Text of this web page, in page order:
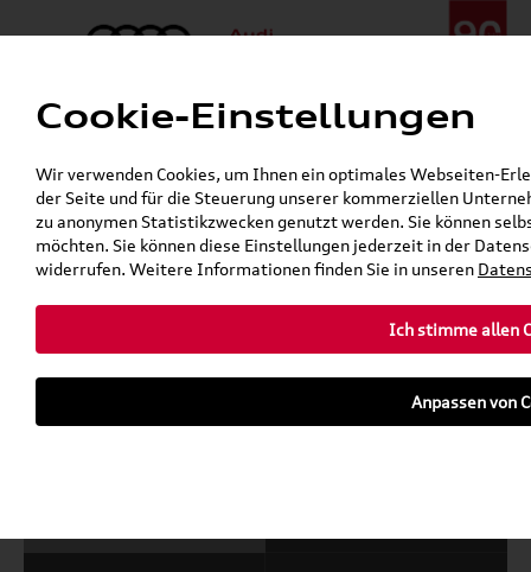
Menü
24h-Pannenhilfe:+49 (0)171 / 870 72 87
Öffnet in 7 Stunden, 32 Minuten
Verkauf:
Mo. - Fr. 08:00 - 19:00 Uhr Sa. 09:00 - 13:00 Uhr
Service:Mo. - Fr. 06:00 - 20:00 Uhr Sa. 08:00 - 13:00 Uhr
Fahrzeug
Parkhaus
Cookie-Einstellungen
Wir verwenden Cookies, um Ihnen ein optimales Webseiten-
der Seite und für die Steuerung unserer kommerziellen
zu anonymen Statistikzwecken genutzt werden. Sie können
möchten. Sie können diese Einstellungen jederzeit in der
widerrufen. Weitere Informationen finden Sie in unseren
Ich stimme allen
Anpassen von